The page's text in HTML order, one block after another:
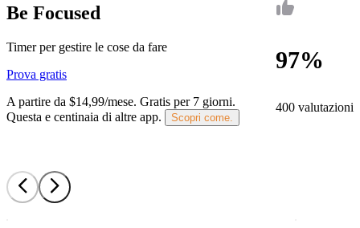
97%
400 valutazioni
Be Focused
Timer per gestire le cose da fare
Prova gratis
A partire da $14,99/mese. Gratis per 7 giorni.
Questa e centinaia di altre app.
Scopri come.